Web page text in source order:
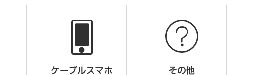
ケーブルスマホ その他